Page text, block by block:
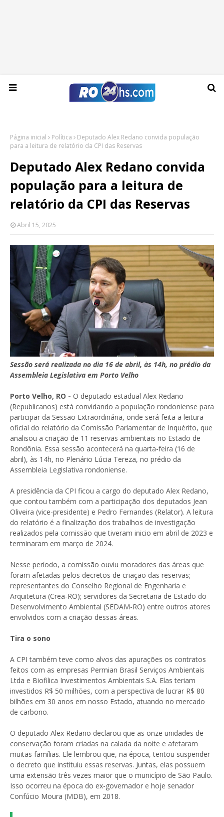
Domingo, 09 de agosto de 2026
Página inicial Política
Deputado Alex Redano convida população
para a leitura de relatório da CPI das Reservas
Deputado Alex Redano convida
população para a leitura de
relatório da CPI das Reservas
Abril 15, 2025
Sessão será realizada no dia 16 de abril, às 14h, no prédio da
Assembleia Legislativa em Porto Velho
Porto Velho, RO - O deputado estadual Alex Redano
(Republicanos) está convidando a população rondoniense para
participar da Sessão Extraordinária, onde será feita a leitura
oficial do relatório da Comissão Parlamentar de Inquérito, que
analisou a criação de 11 reservas ambientais no Estado de
Rondônia. Essa sessão acontecerá na quarta-feira (16 de
abril), às 14h, no Plenário Lúcia Tereza, no prédio da
Assembleia Legislativa rondoniense.
A presidência da CPI ficou a cargo do deputado Alex Redano,
que contou também com a participação dos deputados Jean
Oliveira (vice-presidente) e Pedro Fernandes (Relator). A leitura
do relatório é a finalização dos trabalhos de investigação
realizados pela comissão que tiveram inicio em abril de 2023 e
terminaram em março de 2024.
Nesse período, a comissão ouviu moradores das áreas que
foram afetadas pelos decretos de criação das reservas;
representantes do Conselho Regional de Engenharia e
Arquitetura (Crea-RO); servidores da Secretaria de Estado do
Desenvolvimento Ambiental (SEDAM-RO) entre outros atores
envolvidos com a criação dessas áreas.
Tira o sono
A CPI também teve como alvos das apurações os contratos
feitos com as empresas Permian Brasil Serviços Ambientais
Ltda e Biofilica Investimentos Ambientais S.A. Elas teriam
investidos R$ 50 milhões, com a perspectiva de lucrar R$ 80
bilhões em 30 anos em nosso Estado, atuando no mercado
de carbono.
O deputado Alex Redano declarou que as onze unidades de
conservação foram criadas na calada da noite e afetaram
muitas famílias. Ele lembrou que, na época, tentou suspender
o decreto que instituiu essas reservas. Juntas, elas possuem
uma extensão três vezes maior que o município de São Paulo.
Isso ocorreu na época do ex-governador e hoje senador
Confúcio Moura (MDB), em 2018.